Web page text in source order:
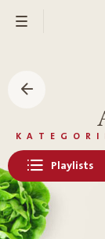
Playlists